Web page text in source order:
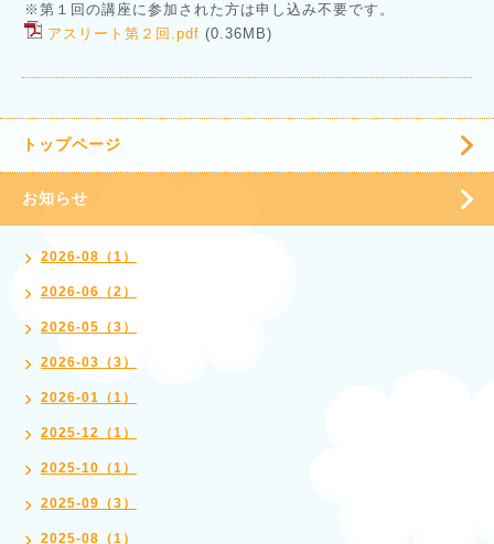
※第１回の講座に参加された方は申し込み不要です。
アスリート第２回.pdf (0.36MB)
トップページ
お知らせ
2026-08（1）
2026-06（2）
2026-05（3）
2026-03（3）
2026-01（1）
2025-12（1）
2025-10（1）
2025-09（3）
2025-08（1）